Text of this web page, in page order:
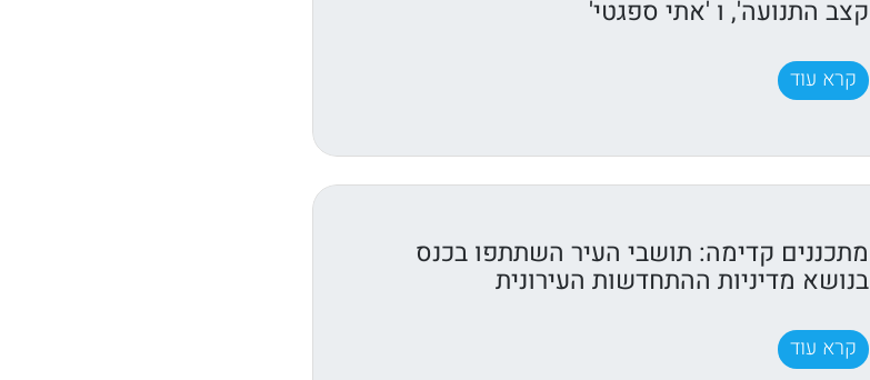
קצב התנועה', ו 'אתי ספגטי'
קרא עוד
מתכננים קדימה: תושבי העיר השתתפו בכנס
בנושא מדיניות ההתחדשות העירונית
קרא עוד